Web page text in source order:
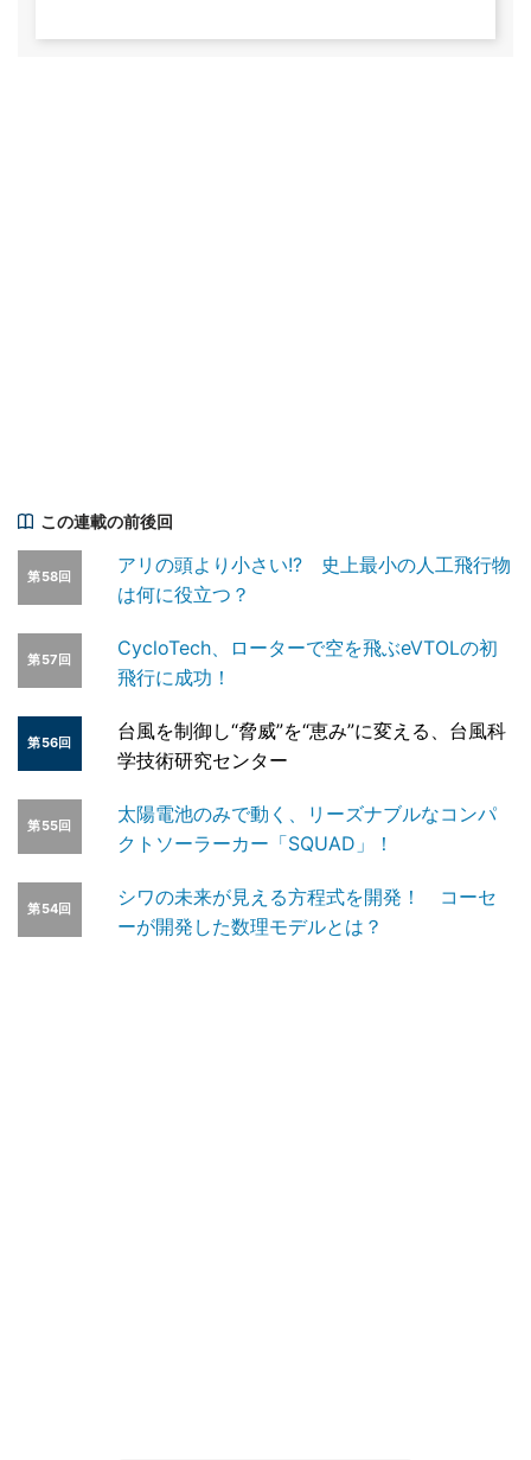
この連載の前後回
第58回
アリの頭より小さい!? 史上最小の人工飛行物
は何に役立つ？
第57回
CycloTech、ローターで空を飛ぶeVTOLの初
飛行に成功！
第56回
台風を制御し“脅威”を“恵み”に変える、台風科
学技術研究センター
第55回
太陽電池のみで動く、リーズナブルなコンパ
クトソーラーカー「SQUAD」！
第54回
シワの未来が見える方程式を開発！ コーセ
ーが開発した数理モデルとは？